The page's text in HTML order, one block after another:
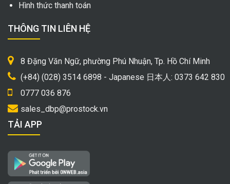
Hình thức thanh toán
THÔNG TIN LIÊN HỆ
8 Đặng Văn Ngữ, phường Phú Nhuận, Tp. Hồ Chí Minh
(+84) (028) 3514 6898 - Japanese 日本人: 0373 642 830
0777 036 876
sales_dbp@prostock.vn
TẢI APP